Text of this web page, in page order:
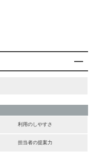
利用のしやすさ
担当者の提案力